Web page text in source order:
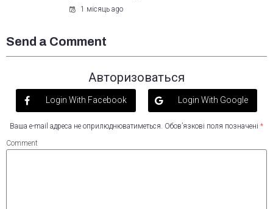
1 місяць ago
Send a Comment
Авторизоваться
Login With Facebook Login With Google
Ваша e-mail адреса не оприлюднюватиметься. Обов’язкові поля позначені *
Comment